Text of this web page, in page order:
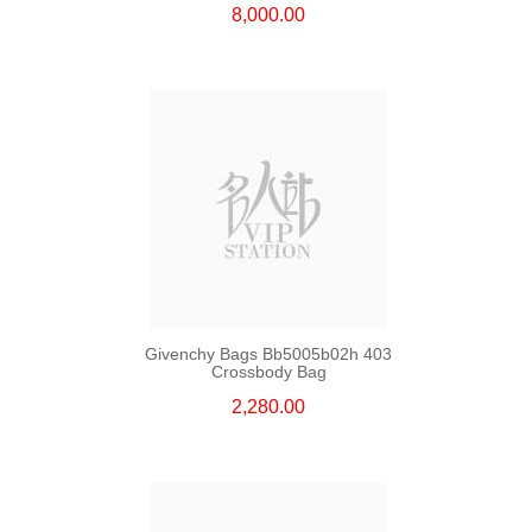
8,000.00
Givenchy Bags Bb5005b02h 403
Crossbody Bag
2,280.00